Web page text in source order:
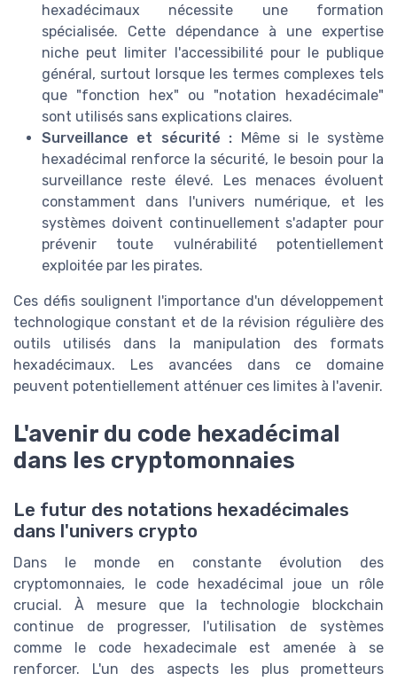
hexadécimaux nécessite une formation
spécialisée. Cette dépendance à une expertise
niche peut limiter l'accessibilité pour le publique
général, surtout lorsque les termes complexes tels
que "fonction hex" ou "notation hexadécimale"
sont utilisés sans explications claires.
Surveillance et sécurité : Même si le système
hexadécimal renforce la sécurité, le besoin pour la
surveillance reste élevé. Les menaces évoluent
constamment dans l'univers numérique, et les
systèmes doivent continuellement s'adapter pour
prévenir toute vulnérabilité potentiellement
exploitée par les pirates.
Ces défis soulignent l'importance d'un développement
technologique constant et de la révision régulière des
outils utilisés dans la manipulation des formats
hexadécimaux. Les avancées dans ce domaine
peuvent potentiellement atténuer ces limites à l'avenir.
L'avenir du code hexadécimal
dans les cryptomonnaies
Le futur des notations hexadécimales
dans l'univers crypto
Dans le monde en constante évolution des
cryptomonnaies, le code hexadécimal joue un rôle
crucial. À mesure que la technologie blockchain
continue de progresser, l'utilisation de systèmes
comme le code hexadecimale est amenée à se
renforcer. L'un des aspects les plus prometteurs